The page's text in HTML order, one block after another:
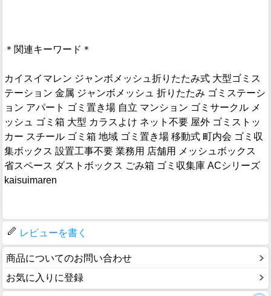
＊関連キーワード＊
カイスイマレン ジャンボメッシュ折りたたみ式 大型ゴミス
テーション 金属 ジャンボメッシュ 折りたたみ ゴミステーシ
ョン アパート ゴミ置き場 自立 マンション ゴミサークル メ
ッシュ ゴミ箱 大型 カラスよけ ネット不要 屋外 ゴミストッ
カー スチール ゴミ箱 地域 ゴミ置き場 移動式 町内会 ゴミ収
集ボックス 設置工事不要 業務用 店舗用 メッシュボックス
省スペース ダストボックス ごみ箱 ゴミ収集庫 ACシリーズ
kaisuimaren
レビューを書く
商品についてのお問い合わせ
お気に入りに登録